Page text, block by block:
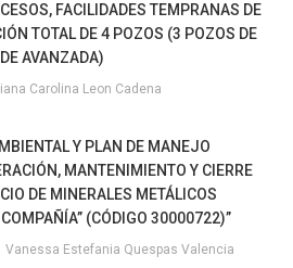
FACILIDADES TEMPRANAS DE
TOTAL DE 4 POZOS (3 POZOS DE
AVANZADA)
Carolina Leon Cadena
Y PLAN DE MANEJO
MANTENIMIENTO Y CIERRE
DE MINERALES METÁLICOS
(CÓDIGO 30000722)”
Vanessa Estefania Quespas Valencia